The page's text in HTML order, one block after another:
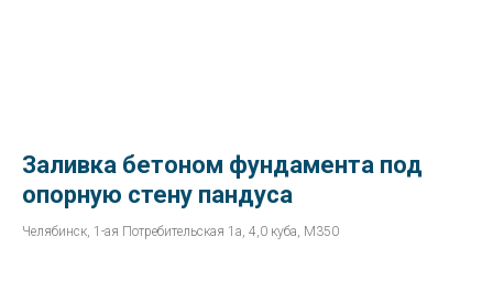
Заливка бетоном фундамента под
опорную стену пандуса
Челябинск, 1-ая Потребительская 1а, 4,0 куба, М350